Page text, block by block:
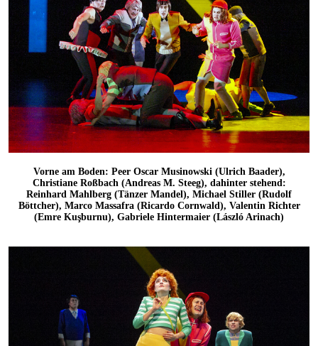
Vorne am Boden: Peer Oscar Musinowski (Ulrich Baader),
Christiane Roßbach (Andreas M. Steeg), dahinter stehend:
Reinhard Mahlberg (Tänzer Mandel), Michael Stiller (Rudolf
Böttcher), Marco Massafra (Ricardo Cornwald), Valentin Richter
(Emre Kuşburnu), Gabriele Hintermaier (László Arinach)